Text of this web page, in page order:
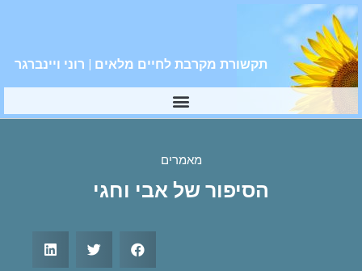
תקשורת מקרבת לחיים מלאים | רוני ויינברגר
מאמרים
הסיפור של אבי וחגי